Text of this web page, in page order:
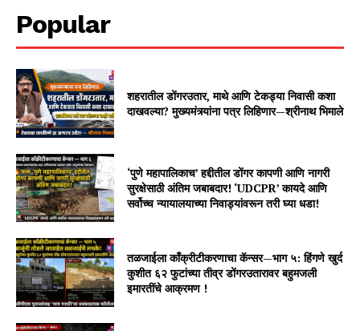
Popular
शहरातील डोंगरउतार, माथे आणि टेकड्या निवासी कशा
दाखवल्या? मुख्यमंत्र्यांना पत्र लिहिणार—श्रीनाथ भिमाले
‘पुणे महापालिकाच’ हद्दीतील डोंगर कापणी आणि नागरी
सुरक्षेसाठी अंतिम जबाबदार! ‘UDCPR’ कायदे आणि
सर्वोच्च न्यायालयाच्या निवाड्यांवरून तरी घ्या धडा!
तळजाईला काँक्रीटीकरणाचा कॅन्सर—भाग ५: हिंगणे खुर्द
कुशीत ६२ फुटांच्या तीव्र डोंगरउतारावर बहुमजली
इमारतींचे आक्रमण !